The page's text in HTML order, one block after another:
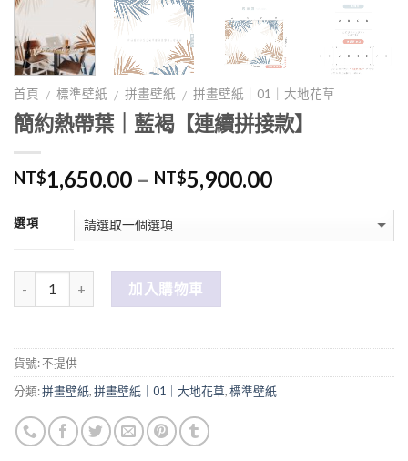
首頁 / 標準壁紙 / 拼畫壁紙 / 拼畫壁紙｜01｜大地花草
簡約熱帶葉｜藍褐【連續拼接款】
NT$1,650.00 – NT$5,900.00
選項
加入購物車
貨號:不提供
分類:拼畫壁紙,拼畫壁紙｜01｜大地花草,標準壁紙